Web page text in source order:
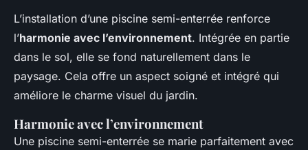
L’installation d’une piscine semi-enterrée renforce
l’harmonie avec l’environnement. Intégrée en partie
dans le sol, elle se fond naturellement dans le
paysage. Cela offre un aspect soigné et intégré qui
améliore le charme visuel du jardin.
Harmonie avec l’environnement
Une piscine semi-enterrée se marie parfaitement avec